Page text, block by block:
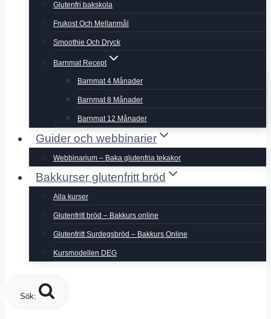
Glutenfri bakskola
Frukost Och Mellanmål
Smoothie Och Dryck
Barnmat Recept
Barnmat 4 Månader
Barnmat 8 Månader
Barnmat 12 Månader
Guider och webbinarier
Webbinarium – Baka glutenfria tekakor
Bakkurser glutenfritt bröd
Alla kurser
Glutenfritt bröd – Bakkurs online
Glutenfritt Surdegsbröd – Bakkurs Online
Kursmodellen DEG
Sök: